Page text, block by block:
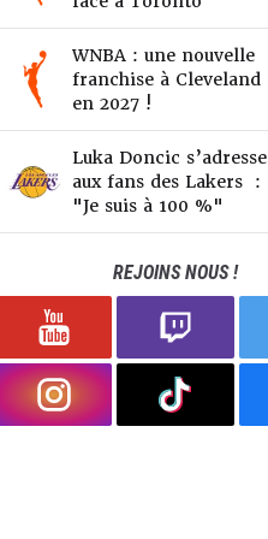
WNBA : une nouvelle
franchise à Cleveland
en 2027 !
Luka Doncic s’adresse
aux fans des Lakers :
"Je suis à 100 %"
REJOINS NOUS !